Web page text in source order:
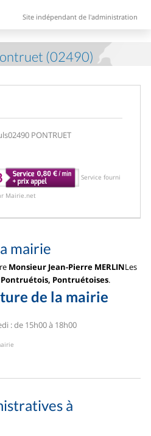
Site indépendant de l'administration
(02490)
02490 PONTRUET
Service fourni
Mairie.net
mairie
Monsieur Jean-Pierre MERLINLes
Pontruétois, Pontruétoises.
de la mairie
: de 15h00 à 18h00
à